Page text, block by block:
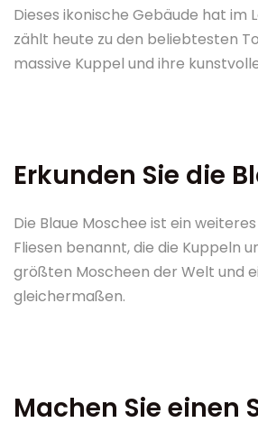
Dieses ikonische Gebäude hat im
zählt heute zu den beliebtesten
massive Kuppel und ihre
Erkunden Sie die
Die Blaue Moschee ist ein
Fliesen benannt, die die Kuppeln
größten Moscheen der Welt und
gleichermaßen.
Machen Sie einen